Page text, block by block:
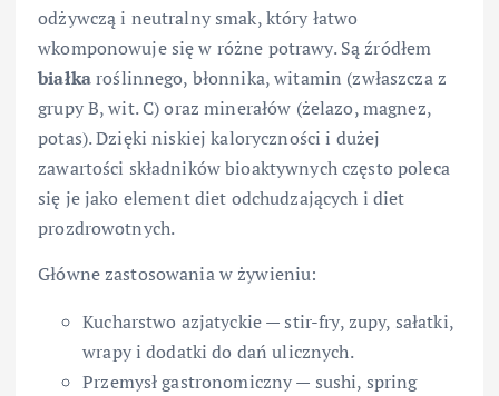
odżywczą i neutralny smak, który łatwo
wkomponowuje się w różne potrawy. Są źródłem
białkaroślinnego, błonnika, witamin (zwłaszcza z
grupy B, wit. C) oraz minerałów (żelazo, magnez,
potas). Dzięki niskiej kaloryczności i dużej
zawartości składników bioaktywnych często poleca
się je jako element diet odchudzających i diet
prozdrowotnych.
Główne zastosowania w żywieniu:
Kucharstwo azjatyckie — stir-fry, zupy, sałatki,
wrapy i dodatki do dań ulicznych.
Przemysł gastronomiczny — sushi, spring